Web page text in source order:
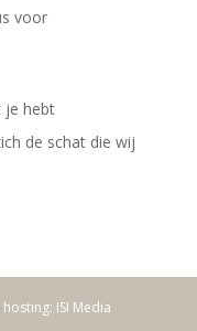
voor
je hebt
de schat die wij
ISI Media